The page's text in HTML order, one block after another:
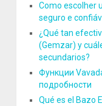
Como escolher
seguro e
¿Qué tan
(Gemzar) y
secundarios?
Функции
подробности
Qué es el Bazo